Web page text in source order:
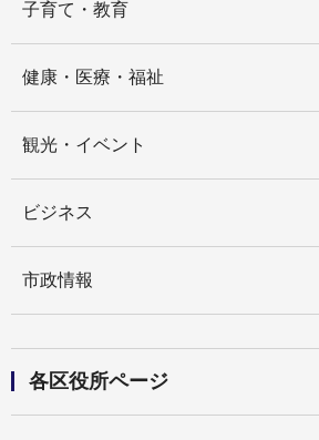
子育て・教育
健康・医療・福祉
観光・イベント
ビジネス
市政情報
各区役所ページ